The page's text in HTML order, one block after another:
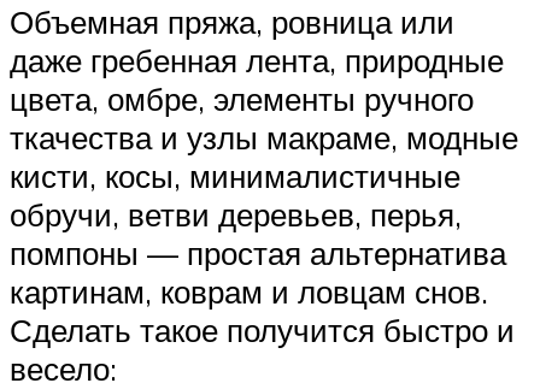
Объемная пряжа, ровница или
даже гребенная лента, природные
цвета, омбре, элементы ручного
ткачества и узлы макраме, модные
кисти, косы, минималистичные
обручи, ветви деревьев, перья,
помпоны — простая альтернатива
картинам, коврам и ловцам снов.
Сделать такое получится быстро и
весело: